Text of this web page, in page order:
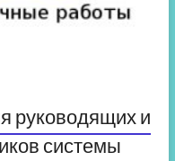
руководящих и
системы